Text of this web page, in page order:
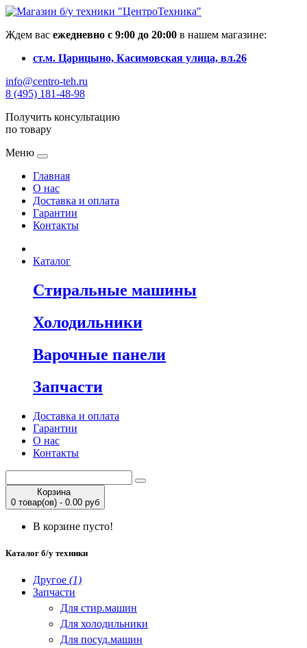
Ждем вас ежедневно с 9:00 до 20:00 в нашем магазине:
ст.м. Царицыно, Касимовская улица, вл.26
info@centro-teh.ru
8 (495) 181-48-98
Получить консультацию
по товару
Меню
Главная
О нас
Доставка и оплата
Гарантии
Контакты
Каталог
Стиральные машины
Холодильники
Варочные панели
Запчасти
Доставка и оплата
Гарантии
О нас
Контакты
Корзина
0 товар(ов) - 0.00 руб
В корзине пусто!
Каталог б/у техники
Другое (1)
Запчасти
Для стир.машин
Для холодильники
Для посуд.машин